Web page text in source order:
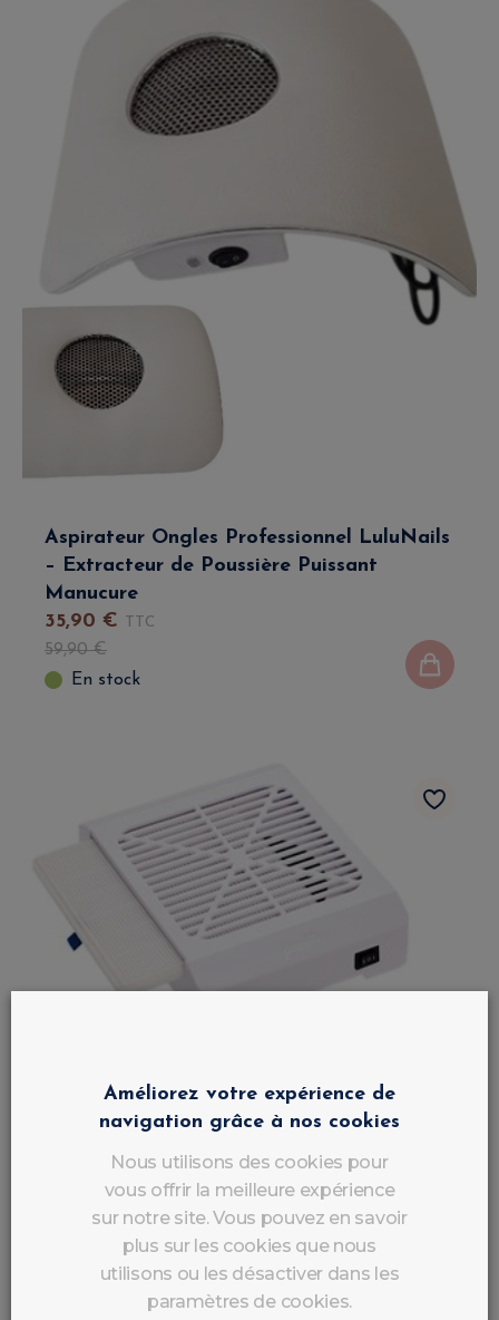
Aspirateur Ongles Professionnel LuluNails
– Extracteur de Poussière Puissant
Manucure
35,90 € TTC
59,90€
En stock
Améliorez votre expérience de
navigation grâce à nos cookies
Nous utilisons des cookies pour
vous offrir la meilleure expérience
sur notre site. Vous pouvez en savoir
plus sur les cookies que nous
utilisons ou les désactiver dans les
paramètres de cookies.